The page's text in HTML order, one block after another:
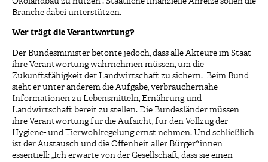
Branche dabei unterstützen.
Wer trägt die Verantwortung?
Der Bundesminister betonte jedoch, dass alle Akteure im Staat
ihre Verantwortung wahrnehmen müssen, um die
Zukunftsfähigkeit der Landwirtschaft zu sichern. Beim Bund
sieht er unter anderem die Aufgabe, verbrauchernahe
Informationen zu Lebensmitteln, Ernährung und
Landwirtschaft bereit zu stellen. Die Bundesländer müssen
ihre Verantwortung für die Aufsicht, für den Vollzug der
Hygiene- und Tierwohlregelung ernst nehmen. Und schließlich
ist der Austausch und die Offenheit aller Bürger*innen
essentiell: „Ich erwarte von der Gesellschaft, dass sie einen